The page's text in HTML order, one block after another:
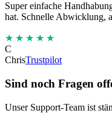
Super einfache
hat. Schnelle Abwicklung,
★★★★★
C
ChrisTrustpilot
Sind noch Fragen
Unser Support-Team ist